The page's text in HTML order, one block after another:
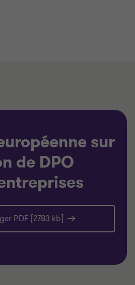
sur
de DPO
PDF [2783 kb]